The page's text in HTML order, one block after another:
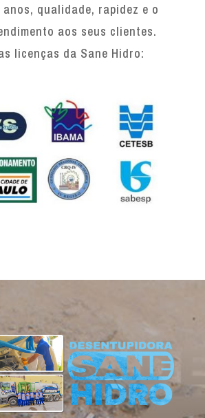
anos, qualidade, rapidez e o
aos seus clientes.
licenças da Sane Hidro: